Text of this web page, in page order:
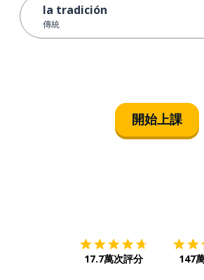
la tradición
傳統
開始上課
17.7萬次評分 147